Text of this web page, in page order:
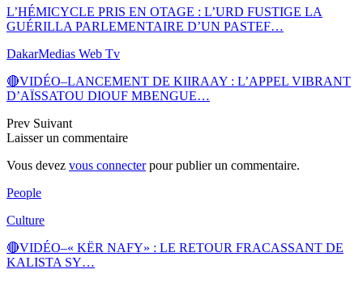
L’HÉMICYCLE PRIS EN OTAGE : L’URD FUSTIGE LA
GUÉRILLA PARLEMENTAIRE D’UN PASTEF…
DakarMedias Web Tv
🔴VIDÉO–LANCEMENT DE KIIRAAY : L’APPEL VIBRANT
D’AÏSSATOU DIOUF MBENGUE…
Prev Suivant
Laisser un commentaire
Vous devez vous connecterpour publier un commentaire.
People
Culture
🔴VIDÉO–« KËR NAFY» : LE RETOUR FRACASSANT DE
KALISTA SY…